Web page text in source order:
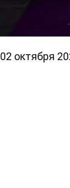
02 октября